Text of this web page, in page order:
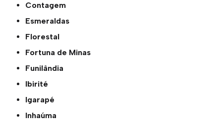
Contagem
Esmeraldas
Florestal
Fortuna de Minas
Funilândia
Ibirité
Igarapé
Inhaúma